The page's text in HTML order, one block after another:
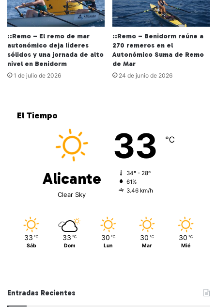
::Remo – El remo de mar
autonómico deja líderes
sólidos y una jornada de alto
nivel en Benidorm
1 de julio de 2026
::Remo – Benidorm reúne a
270 remeros en el
Autonómico Suma de Remo
de Mar
24 de junio de 2026
El Tiempo
Alicante
Clear Sky
33 ℃
34º - 28º
61%
3.46 km/h
33 ℃
Sáb
33 ℃
Dom
30 ℃
Lun
30 ℃
Mar
30 ℃
Mié
Entradas Recientes